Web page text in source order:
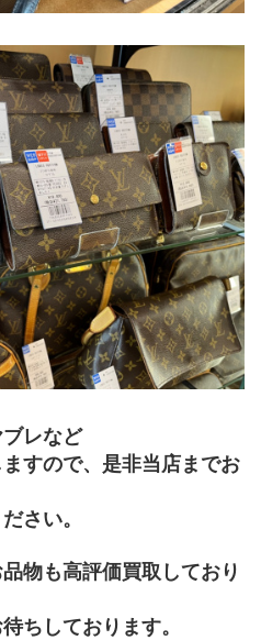
レなど
すので、是非当店までお
さい。
物も高評価買取しており
ちしております。